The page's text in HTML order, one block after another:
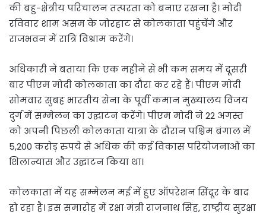
की बहु-क्षेत्रीय परिचालन तत्परता को बनाए रखना है। मोदी
रविवार शाम असम के जोरहाट से कोलकाता पहुंचेंगे और
राजभवन में रात्रि विश्राम करेंगे।
अधिकारी ने बताया कि एक महीने से भी कम समय में दूसरी
बार पीएम मोदी कोलकाता का दौरा कर रहे हैं। पीएम मोदी
सोमवार सुबह भारतीय सेना के पूर्वी कमान मुख्यालय विजय
दुर्ग में सम्मेलन का उद्घाटन करेंगे। पीएम मोदी ने 22 अगस्त
को अपनी पिछली कोलकाता यात्रा के दौरान पश्चिम बंगाल में
5,200 करोड़ रुपये से अधिक की कई विकास परियोजनाओं का
शिलान्यास और उद्घाटन किया था।
कोलकाता में यह सम्मेलन मई में हुए ऑपरेशन सिंदूर के बाद
हो रहा है। इस समारोह में रक्षा मंत्री राजनाथ सिंह, राष्ट्रीय सुरक्षा